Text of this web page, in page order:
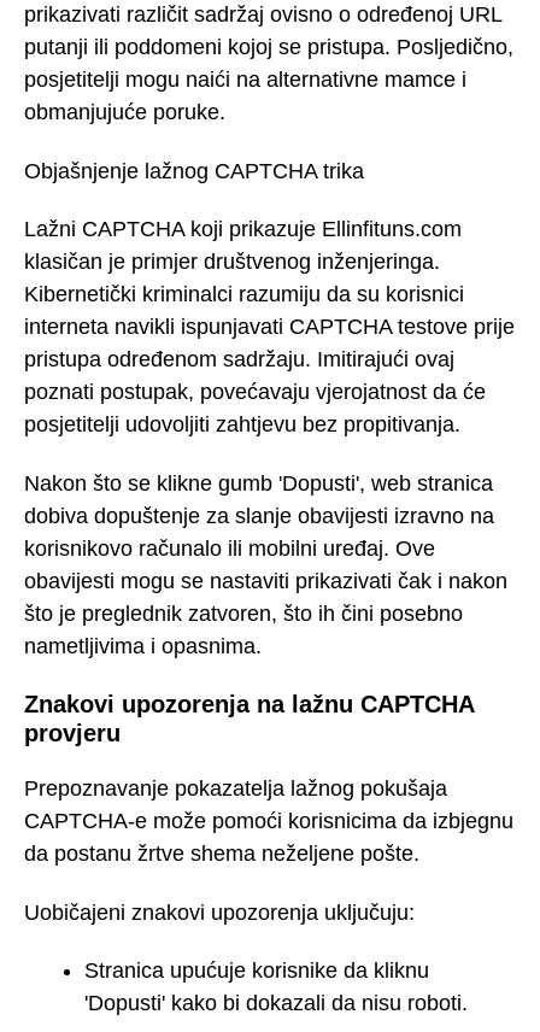
prikazivati različit sadržaj ovisno o određenoj URL
putanji ili poddomeni kojoj se pristupa. Posljedično,
posjetitelji mogu naići na alternativne mamce i
obmanjujuće poruke.
Objašnjenje lažnog CAPTCHA trika
Lažni CAPTCHA koji prikazuje Ellinfituns.com
klasičan je primjer društvenog inženjeringa.
Kibernetički kriminalci razumiju da su korisnici
interneta navikli ispunjavati CAPTCHA testove prije
pristupa određenom sadržaju. Imitirajući ovaj
poznati postupak, povećavaju vjerojatnost da će
posjetitelji udovoljiti zahtjevu bez propitivanja.
Nakon što se klikne gumb 'Dopusti', web stranica
dobiva dopuštenje za slanje obavijesti izravno na
korisnikovo računalo ili mobilni uređaj. Ove
obavijesti mogu se nastaviti prikazivati čak i nakon
što je preglednik zatvoren, što ih čini posebno
nametljivima i opasnima.
Znakovi upozorenja na lažnu CAPTCHA
provjeru
Prepoznavanje pokazatelja lažnog pokušaja
CAPTCHA-e može pomoći korisnicima da izbjegnu
da postanu žrtve shema neželjene pošte.
Uobičajeni znakovi upozorenja uključuju:
Stranica upućuje korisnike da kliknu
'Dopusti' kako bi dokazali da nisu roboti.